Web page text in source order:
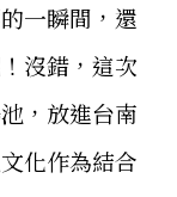
一瞬間，還
沒錯，這次
，放進台南
化作為結合